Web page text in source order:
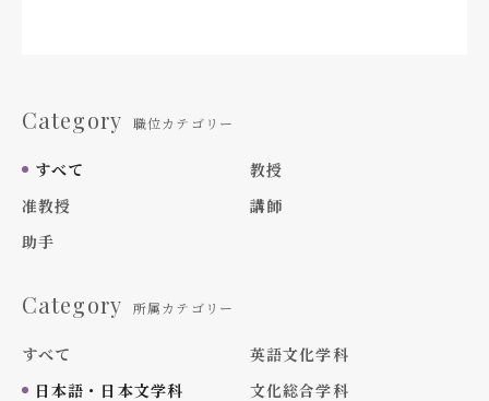
Category 職位カテゴリー
すべて
教授
准教授
講師
助手
Category 所属カテゴリー
すべて
英語文化学科
日本語・日本文学科
文化総合学科